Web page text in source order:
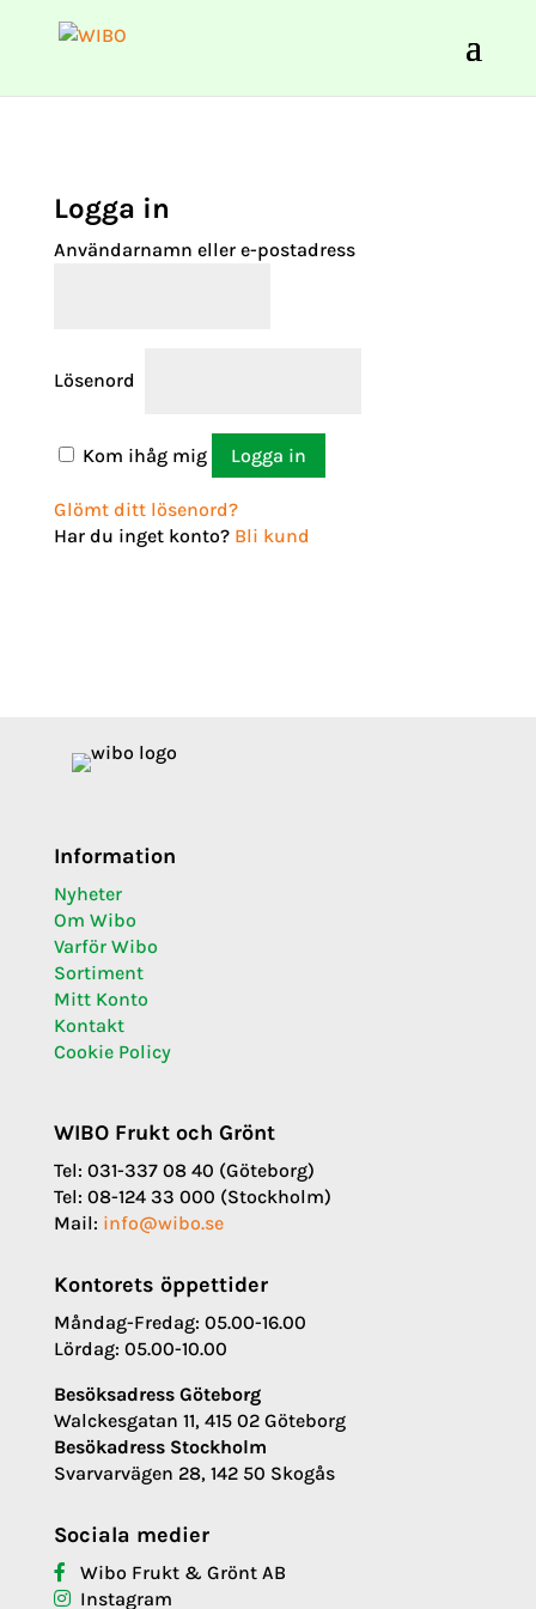
Logga in
Användarnamn eller e-postadress
Lösenord
Kom ihåg mig Logga in
Glömt ditt lösenord?
Har du inget konto?Bli kund
Information
Nyheter
Om Wibo
Varför Wibo
Sortiment
Mitt Konto
Kontakt
Cookie Policy
WIBO Frukt och Grönt
Tel: 031-337 08 40 (Göteborg)
Tel: 08-124 33 000 (Stockholm)
Mail: info@wibo.se
Kontorets öppettider
Måndag-Fredag: 05.00-16.00
Lördag: 05.00-10.00
Besöksadress Göteborg
Walckesgatan 11, 415 02 Göteborg
Besökadress Stockholm
Svarvarvägen 28, 142 50 Skogås
Sociala medier
Wibo Frukt & Grönt AB
Instagram